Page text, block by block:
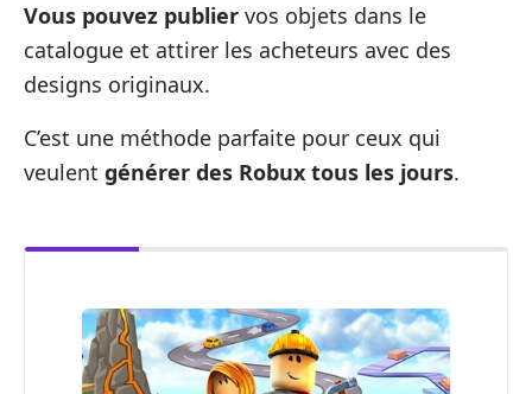
Vous pouvez publier vos objets dans le
catalogue et attirer les acheteurs avec des
designs originaux.
C’est une méthode parfaite pour ceux qui
veulent générer des Robux tous les jours.